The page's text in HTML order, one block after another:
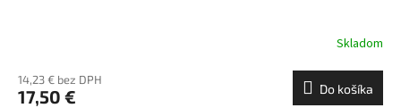
Skladom
14,23 € bez DPH
17,50 € Do košíka